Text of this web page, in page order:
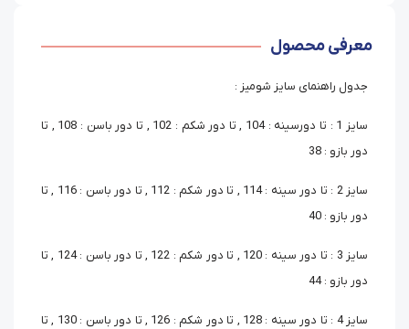
معرفی محصول
جدول راهنمای سایز شومیز :
سایز 1 : تا دورسینه : 104 , تا دور شکم : 102 , تا دور باسن : 108 , تا
دور بازو : 38
سایز 2 : تا دور سینه : 114 , تا دور شکم : 112 , تا دور باسن : 116 , تا
دور بازو : 40
سایز 3 : تا دور سینه : 120 , تا دور شکم : 122 , تا دور باسن : 124 , تا
دور بازو : 44
سایز 4 : تا دور سینه : 128 , تا دور شکم : 126 , تا دور باسن : 130 , تا